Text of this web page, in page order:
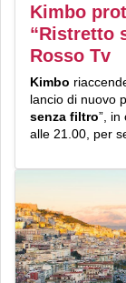
Kimbo
“Ristretto
Rosso Tv
Kimbo
lancio di nuovo
senza filtro”, in
alle 21.00, per